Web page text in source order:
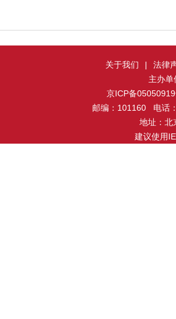
关于我们 |
法律
主办
京ICP备
邮编：101160 电话
地址：北
建议使用